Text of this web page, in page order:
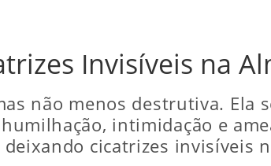
Invisíveis na
não menos destrutiva. Ela
intimidação e
cicatrizes invisíveis